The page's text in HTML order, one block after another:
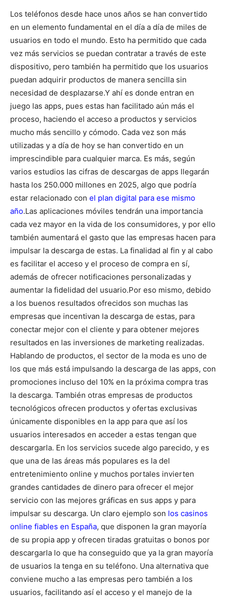
Los teléfonos desde hace unos años se han convertido
en un elemento fundamental en el día a día de miles de
usuarios en todo el mundo. Esto ha permitido que cada
vez más servicios se puedan contratar a través de este
dispositivo, pero también ha permitido que los usuarios
puedan adquirir productos de manera sencilla sin
necesidad de desplazarse.Y ahí es donde entran en
juego las apps, pues estas han facilitado aún más el
proceso, haciendo el acceso a productos y servicios
mucho más sencillo y cómodo. Cada vez son más
utilizadas y a día de hoy se han convertido en un
imprescindible para cualquier marca. Es más, según
varios estudios las cifras de descargas de apps llegarán
hasta los 250.000 millones en 2025, algo que podría
estar relacionado con el plan digital para ese mismo
año.Las aplicaciones móviles tendrán una importancia
cada vez mayor en la vida de los consumidores, y por ello
también aumentará el gasto que las empresas hacen para
impulsar la descarga de estas. La finalidad al fin y al cabo
es facilitar el acceso y el proceso de compra en sí,
además de ofrecer notificaciones personalizadas y
aumentar la fidelidad del usuario.Por eso mismo, debido
a los buenos resultados ofrecidos son muchas las
empresas que incentivan la descarga de estas, para
conectar mejor con el cliente y para obtener mejores
resultados en las inversiones de marketing realizadas.
Hablando de productos, el sector de la moda es uno de
los que más está impulsando la descarga de las apps, con
promociones incluso del 10% en la próxima compra tras
la descarga. También otras empresas de productos
tecnológicos ofrecen productos y ofertas exclusivas
únicamente disponibles en la app para que así los
usuarios interesados en acceder a estas tengan que
descargarla. En los servicios sucede algo parecido, y es
que una de las áreas más populares es la del
entretenimiento online y muchos portales invierten
grandes cantidades de dinero para ofrecer el mejor
servicio con las mejores gráficas en sus apps y para
impulsar su descarga. Un claro ejemplo son los casinos
online fiables en España, que disponen la gran mayoría
de su propia app y ofrecen tiradas gratuitas o bonos por
descargarla lo que ha conseguido que ya la gran mayoría
de usuarios la tenga en su teléfono. Una alternativa que
conviene mucho a las empresas pero también a los
usuarios, facilitando así el acceso y el manejo de la